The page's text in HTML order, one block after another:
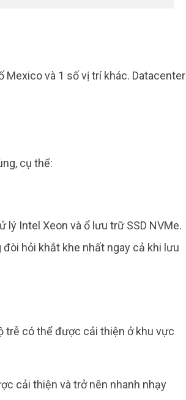
Mexico và 1 số vị trí khác. Datacenter
cụ thể:
Intel Xeon và ổ lưu trữ SSD NVMe.
hỏi khắt khe nhất ngay cả khi lưu
trễ có thể được cải thiện ở khu vực
cải thiện và trở nên nhanh nhạy